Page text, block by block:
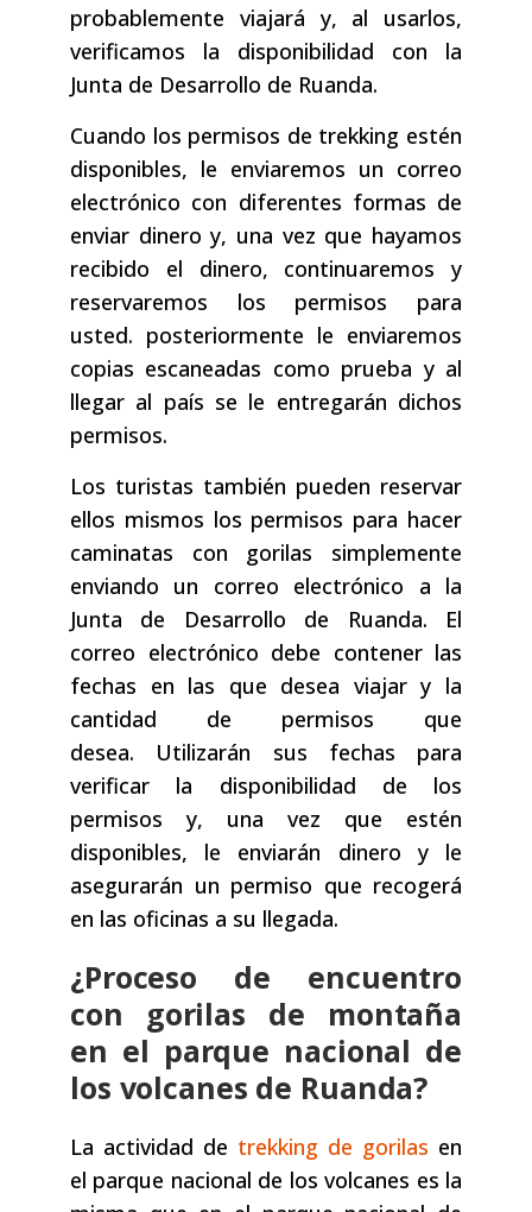
probablemente viajará y, al usarlos,
verificamos la disponibilidad con la
Junta de Desarrollo de Ruanda.
Cuando los permisos de trekking estén
disponibles, le enviaremos un correo
electrónico con diferentes formas de
enviar dinero y, una vez que hayamos
recibido el dinero, continuaremos y
reservaremos los permisos para
usted. posteriormente le enviaremos
copias escaneadas como prueba y al
llegar al país se le entregarán dichos
permisos.
Los turistas también pueden reservar
ellos mismos los permisos para hacer
caminatas con gorilas simplemente
enviando un correo electrónico a la
Junta de Desarrollo de Ruanda. El
correo electrónico debe contener las
fechas en las que desea viajar y la
cantidad de permisos que
desea. Utilizarán sus fechas para
verificar la disponibilidad de los
permisos y, una vez que estén
disponibles, le enviarán dinero y le
asegurarán un permiso que recogerá
en las oficinas a su llegada.
¿Proceso de encuentro
con gorilas de montaña
en el parque nacional de
los volcanes de Ruanda?
La actividad de trekking de gorilas en
el parque nacional de los volcanes es la